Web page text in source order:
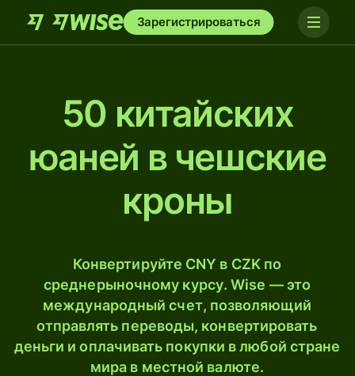
Зарегистрироваться
50 китайских
юаней в чешские
кроны
Конвертируйте CNY в CZK по
среднерыночному курсу. Wise — это
международный счет, позволяющий
отправлять переводы, конвертировать
деньги и оплачивать покупки в любой стране
мира в местной валюте.